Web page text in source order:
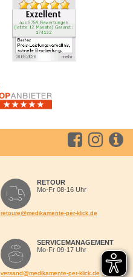
RETOUR
Mo-Fr 08-16 Uhr
retoure@medikamente-per-klick.de
SERVICEMANAGEMENT
Mo-Fr 09-17 Uhr
versand@medikamente-per-klick.de